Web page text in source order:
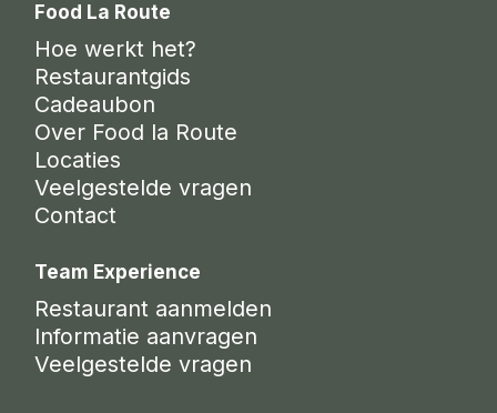
Food La Route
Hoe werkt het?
Restaurantgids
Cadeaubon
Over Food la Route
Locaties
Veelgestelde vragen
Contact
Team Experience
Restaurant aanmelden
Informatie aanvragen
Veelgestelde vragen